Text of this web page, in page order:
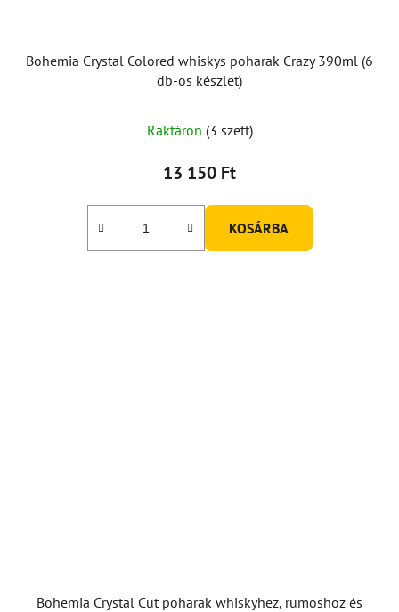
Bohemia Crystal Colored whiskys poharak Crazy 390ml (6
db-os készlet)
termék
átlagos
5-
Raktáron (3 szett)
13 150 Ft
KOSÁRBA
Bohemia Crystal Cut poharak whiskyhez, rumoshoz és